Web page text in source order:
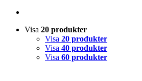
Visa 20 produkter
Visa 20 produkter
Visa 40 produkter
Visa 60 produkter